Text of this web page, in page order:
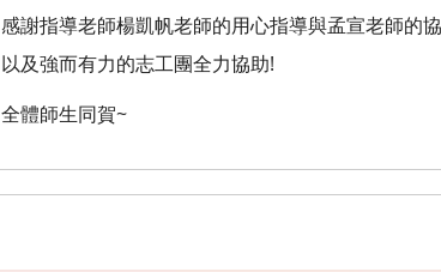
感謝指導老師楊凱帆老師的用心指導與孟宣老師的
以及強而有力的志工團全力協助!
全體師生同賀~